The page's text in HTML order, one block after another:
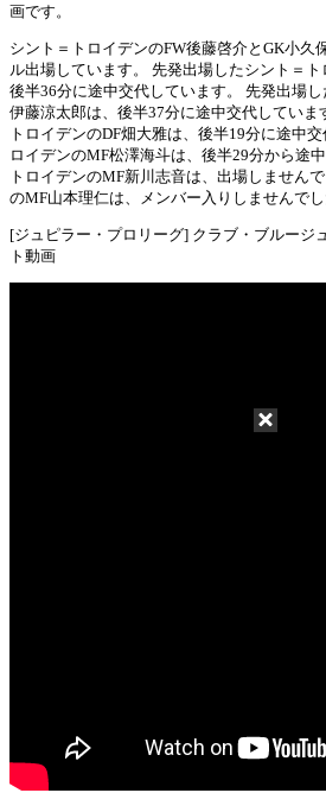
画です。
シント＝トロイデンのFW後藤啓介とGK小久
ル出場しています。 先発出場したシント＝ト
後半36分に途中交代しています。 先発出場
伊藤涼太郎は、後半37分に途中交代していま
トロイデンのDF畑大雅は、後半19分に途中
ロイデンのMF松澤海斗は、後半29分から途
トロイデンのMF新川志音は、出場しません
のMF山本理仁は、メンバー入りしませんでし
[ジュピラー・プロリーグ] クラブ・ブルージ
ト動画